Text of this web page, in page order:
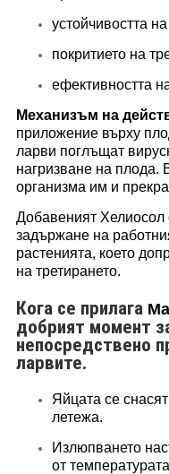
устойчивостта
покритието на
ефективността
Механизъм на
приложение върху
ларви поглъщат
нагризване на плода.
организма им и
Добавеният Хелиосол
задържане на
растенията, което
на третирането.
Кога се прилага
добрият момент
непосредствено
ларвите.
Яйцата се
летежа.
Излюпването
от